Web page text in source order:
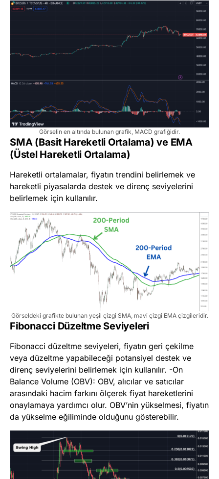
Görselin en altında bulunan grafik, MACD grafiğidir.
SMA (Basit Hareketli Ortalama) ve EMA
(Üstel Hareketli Ortalama)
Hareketli ortalamalar, fiyatın trendini belirlemek ve
hareketli piyasalarda destek ve direnç seviyelerini
belirlemek için kullanılır.
Görseldeki grafikte bulunan yeşil çizgi SMA, mavi çizgi EMA çizgileridir.
Fibonacci Düzeltme Seviyeleri
Fibonacci düzeltme seviyeleri, fiyatın geri çekilme
veya düzeltme yapabileceği potansiyel destek ve
direnç seviyelerini belirlemek için kullanılır. -On
Balance Volume (OBV): OBV, alıcılar ve satıcılar
arasındaki hacim farkını ölçerek fiyat hareketlerini
onaylamaya yardımcı olur. OBV’nin yükselmesi, fiyatın
da yükselme eğiliminde olduğunu gösterebilir.